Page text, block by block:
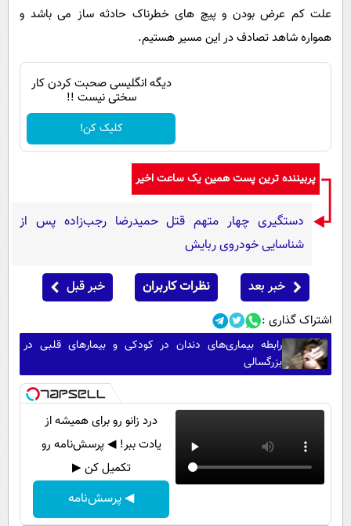
علت کم عرض بودن و پیچ های خطرناک حادثه ساز می باشد و
همواره شاهد تصادف در این مسیر هستیم.
دیگه انگلیسی صحبت کردن کار
سختی نیست !!
کلیک کن!
پربیننده ترین پست همین یک ساعت اخیر
دستگیری چهار متهم قتل حمیدرضا رجب‌زاده پس از
شناسایی خودروی ربایش
خبر بعد نظرات کاربران خبر قبل
اشتراک گذاری :
رابطه بیماری‌های دندان در کودکی و بیمار‌های قلبی در
بزرگسالی
درد زانو رو برای همیشه از
یادت ببر! ◀ پرسش‌نامه رو
تکمیل کن ▶
◀ پرسش‌نامه